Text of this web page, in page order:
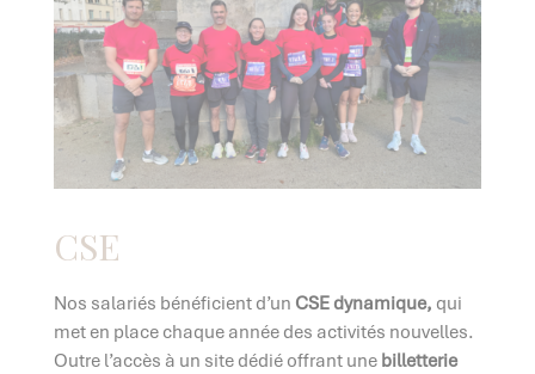
CSE
Nos salariés bénéficient d’un CSE dynamique, qui
met en place chaque année des activités nouvelles.
Outre l’accès à un site dédié offrant une billetterie